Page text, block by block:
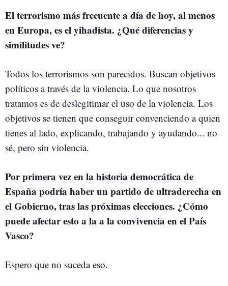
El terrorismo más frecuente a día de hoy, al menos
en Europa, es el yihadista. ¿Qué diferencias y
similitudes ve?
Todos los terrorismos son parecidos. Buscan objetivos
políticos a través de la violencia. Lo que nosotros
tratamos es de deslegitimar el uso de la violencia. Los
objetivos se tienen que conseguir convenciendo a quien
tienes al lado, explicando, trabajando y ayudando... no
sé, pero sin violencia.
Por primera vez en la historia democrática de
España podría haber un partido de ultraderecha en
el Gobierno, tras las próximas elecciones. ¿Cómo
puede afectar esto a la a la convivencia en el País
Vasco?
Espero que no suceda eso.